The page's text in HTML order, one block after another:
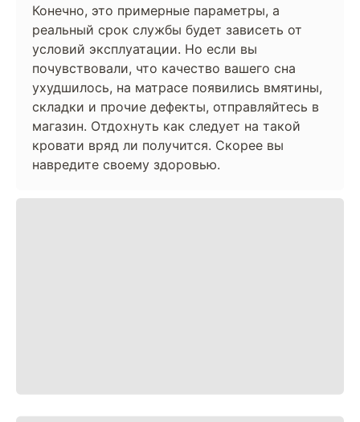
Конечно, это примерные параметры, а
реальный срок службы будет зависеть от
условий эксплуатации. Но если вы
почувствовали, что качество вашего сна
ухудшилось, на матрасе появились вмятины,
складки и прочие дефекты, отправляйтесь в
магазин. Отдохнуть как следует на такой
кровати вряд ли получится. Скорее вы
навредите своему здоровью.